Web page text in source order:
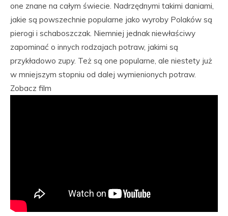
one znane na całym świecie. Nadrzędnymi takimi daniami,
jakie są powszechnie popularne jako wyroby Polaków są
pierogi i schaboszczak. Niemniej jednak niewłaściwy
zapominać o innych rodzajach potraw, jakimi są
przykładowo zupy. Też są one popularne, ale niestety już
w mniejszym stopniu od dalej wymienionych potraw.
Zobacz film